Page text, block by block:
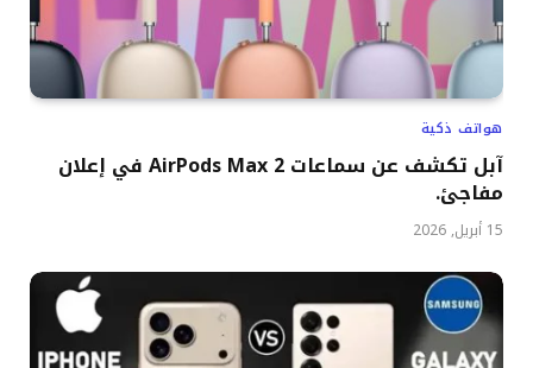
هواتف ذكية
آبل تكشف عن سماعات AirPods Max 2 في إعلان
مفاجئ.
15 أبريل, 2026